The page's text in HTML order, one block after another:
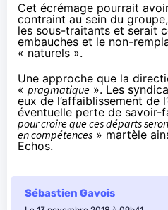
Cet écrémage pourrait
contraint au sein du
les sous-traitants et serait
embauches et le non-
« naturels ».
Une approche que la
« pragmatique ». Les
eux de l’affaiblissement de
éventuelle perte de savoir-
pour croire que ces départs
en compétences » martèle
Echos.
Sébastien Gavois